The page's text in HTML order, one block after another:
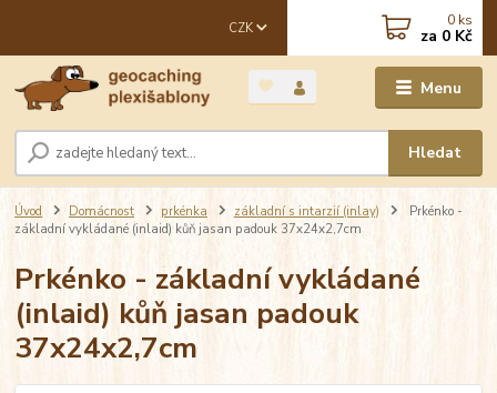
Menu
CZK
Hledat
0 ks
za 0 Kč
Úvod Domácnost prkénka základní s intarzií (inlay)
Prkénko -
základní vykládané (inlaid) kůň jasan padouk 37x24x2,7cm
Prkénko - základní vykládané
(inlaid) kůň jasan padouk
37x24x2,7cm